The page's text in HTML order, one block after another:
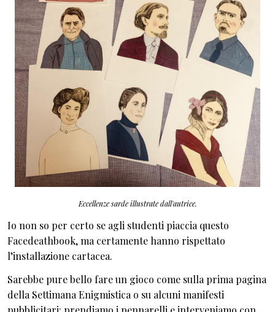
Eccellenze sarde illustrate dall'autrice.
Io non so per certo se agli studenti piaccia questo
Facedeathbook, ma certamente hanno rispettato
l’installazione cartacea.
Sarebbe pure bello fare un gioco come sulla prima pagina
della Settimana Enigmistica o su alcuni manifesti